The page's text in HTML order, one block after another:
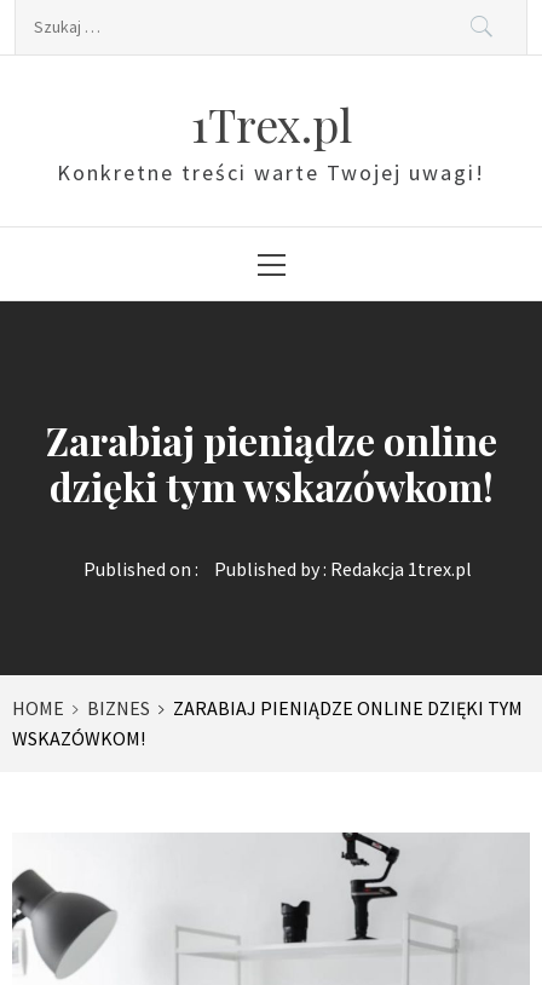
Szukaj:
1Trex.pl
Konkretne treści warte Twojej uwagi!
Menu
Zarabiaj pieniądze online
dzięki tym wskazówkom!
Published on : Published by : Redakcja 1trex.pl
HOME BIZNES
ZARABIAJ PIENIĄDZE ONLINE DZIĘKI TYM
WSKAZÓWKOM!